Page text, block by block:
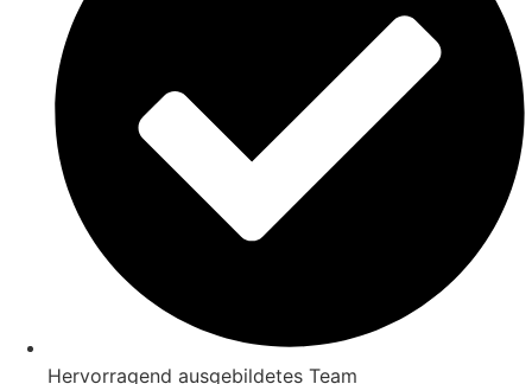
Hervorragend ausgebildetes Team